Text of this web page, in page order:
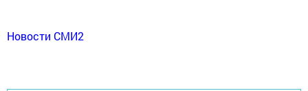
Новости СМИ2